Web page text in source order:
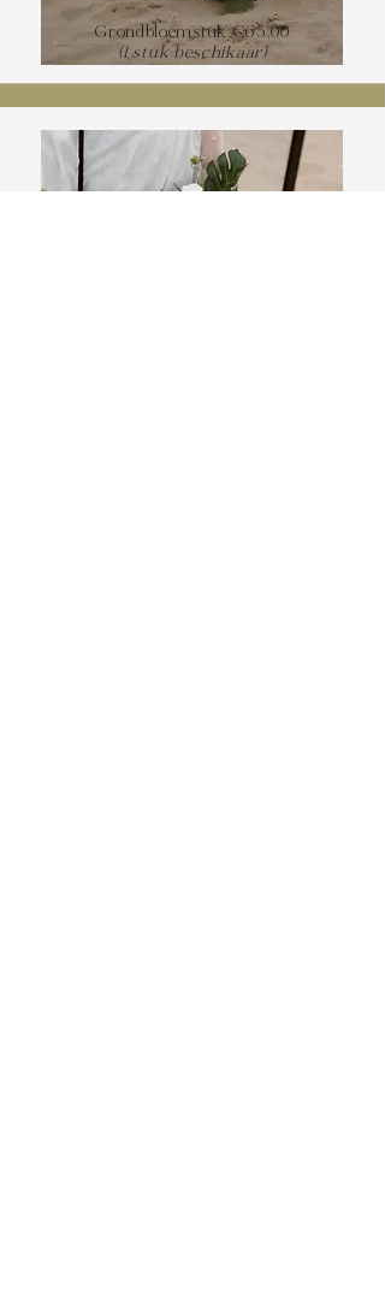
Grondbloemstuk €65,00
(1 stuk beschikaar)